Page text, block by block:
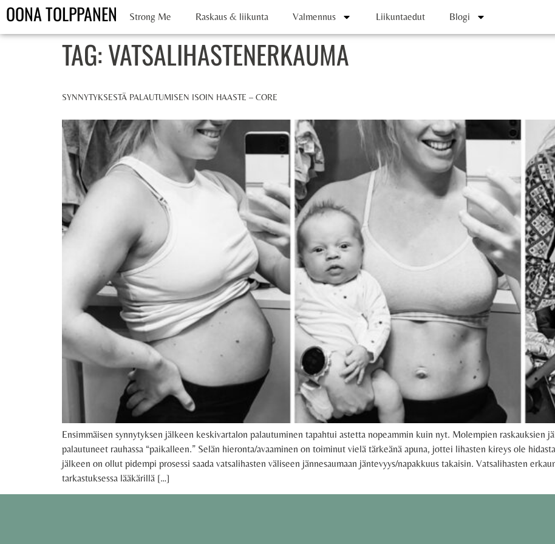
OONA TOLPPANEN Strong Me Raskaus & liikunta Valmennus Liikuntaedut Blogi
TAG:VATSALIHASTENERKAUMA
SYNNYTYKSESTÄ PALAUTUMISEN ISOIN HAASTE – CORE
Ensimmäisen synnytyksen jälkeen keskivartalon palautuminen tapahtui astetta nopeammin kuin nyt. Molempien raskauksien
palautuneet rauhassa “paikalleen.” Selän hieronta/avaaminen on toiminut vielä tärkeänä apuna, jottei lihasten kireys ole
jälkeen on ollut pidempi prosessi saada vatsalihasten väliseen jännesaumaan jäntevyys/napakkuus takaisin. Vatsalihasten
tarkastuksessa lääkärillä […]